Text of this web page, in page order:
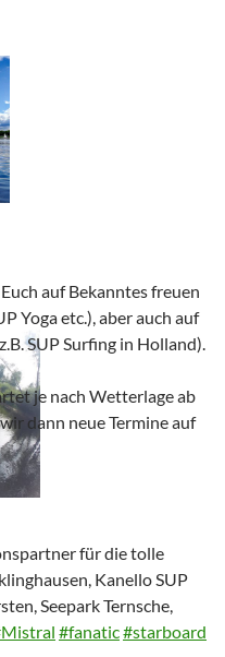
auf Bekanntes freuen
Yoga etc.), aber auch auf
SUP Surfing in Holland).
je nach Wetterlage ab
dann neue Termine auf
für die tolle
Kanello SUP
Seepark Ternsche,
Mistral #fanatic#starboard